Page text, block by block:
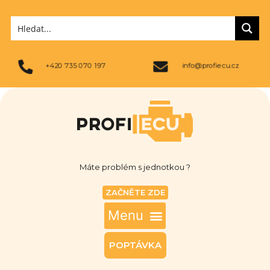
+420 735 070 197 info@profiecu.cz
Máte problém s jednotkou ?
ZAČNĚTE ZDE
POPTÁVKA